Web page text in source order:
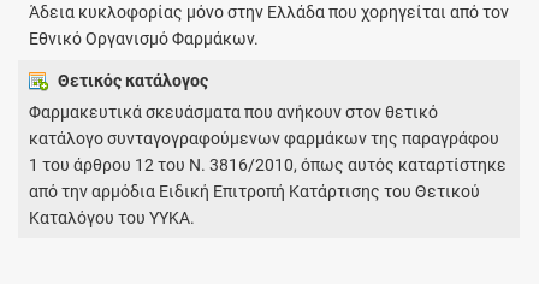
Άδεια κυκλοφορίας μόνο στην Ελλάδα που χορηγείται από τον
Εθνικό Οργανισμό Φαρμάκων.
Θετικός κατάλογος
Φαρμακευτικά σκευάσματα που ανήκουν στον θετικό
κατάλογο συνταγογραφούμενων φαρμάκων της παραγράφου
1 του άρθρου 12 του Ν. 3816/2010, όπως αυτός καταρτίστηκε
από την αρμόδια Ειδική Επιτροπή Κατάρτισης του Θετικού
Καταλόγου του ΥΥΚΑ.